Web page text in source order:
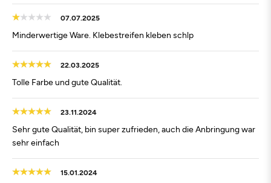
07.07.2025
Minderwertige Ware. Klebestreifen kleben schlp
22.03.2025
Tolle Farbe und gute Qualität.
23.11.2024
Sehr gute Qualität, bin super zufrieden, auch die Anbringung war
sehr einfach
15.01.2024